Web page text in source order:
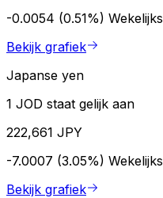
-0.0054 (0.51%) Wekelijks
Bekijk grafiek
Japanse yen
1 JOD staat gelijk aan
222,661 JPY
-7.0007 (3.05%) Wekelijks
Bekijk grafiek